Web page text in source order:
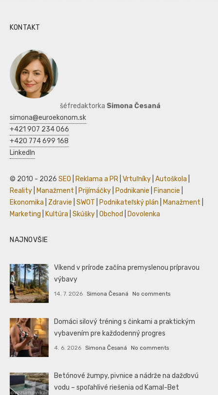
KONTAKT
šéfredaktorka Simona Česaná
simona@euroekonom.sk
+421 907 234 066
+420 774 699 168
LinkedIn
© 2010 - 2026 SEO Reklama a PR Vrtuľníky Autoškola
Reality
Manažment Prijímáčky Podnikanie Financie
Ekonomika
Zdravie SWOT Podnikateľský plán Manažment
Marketing
Kultúra Skúšky Obchod Dovolenka
NAJNOVŠIE
Víkend v prírode začína premyslenou prípravou
výbavy
14. 7. 2026 Simona Česaná No comments
Domáci silový tréning s činkami a praktickým
vybavením pre každodenný progres
4. 6. 2026 Simona Česaná No comments
Betónové žumpy, pivnice a nádrže na dažďovú
vodu – spoľahlivé riešenia od Kamal-Bet